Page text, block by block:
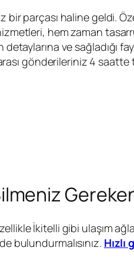
parçası haline geldi.
hem zaman
ve sağladığı
gönderileriniz 4 saatte
İkitelli gibi ulaşım
bulundurmalısınız. Hızlı